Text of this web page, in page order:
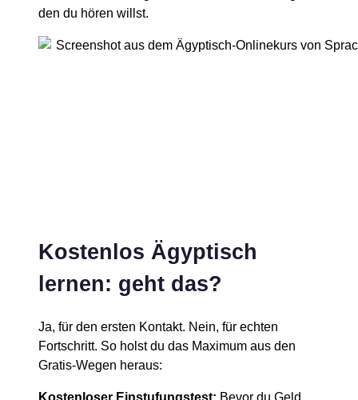
den du hören willst.
Kostenlos Ägyptisch
lernen: geht das?
Ja, für den ersten Kontakt. Nein, für echten
Fortschritt. So holst du das Maximum aus den
Gratis-Wegen heraus: